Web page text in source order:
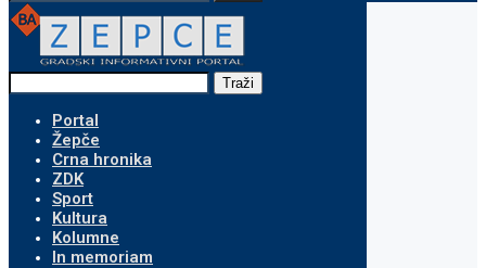
Traži
Portal
Žepče
Crna hronika
ZDK
Sport
Kultura
Kolumne
In memoriam